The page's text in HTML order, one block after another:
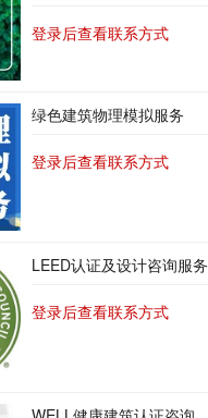
登录后查看联系方式
绿色建筑物理模拟服务
登录后查看联系方式
LEED认证及设计咨询服务
登录后查看联系方式